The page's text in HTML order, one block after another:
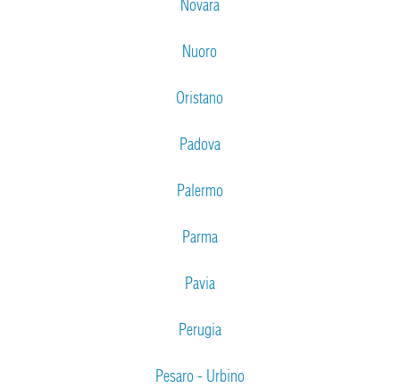
Novara
Nuoro
Oristano
Padova
Palermo
Parma
Pavia
Perugia
Pesaro - Urbino